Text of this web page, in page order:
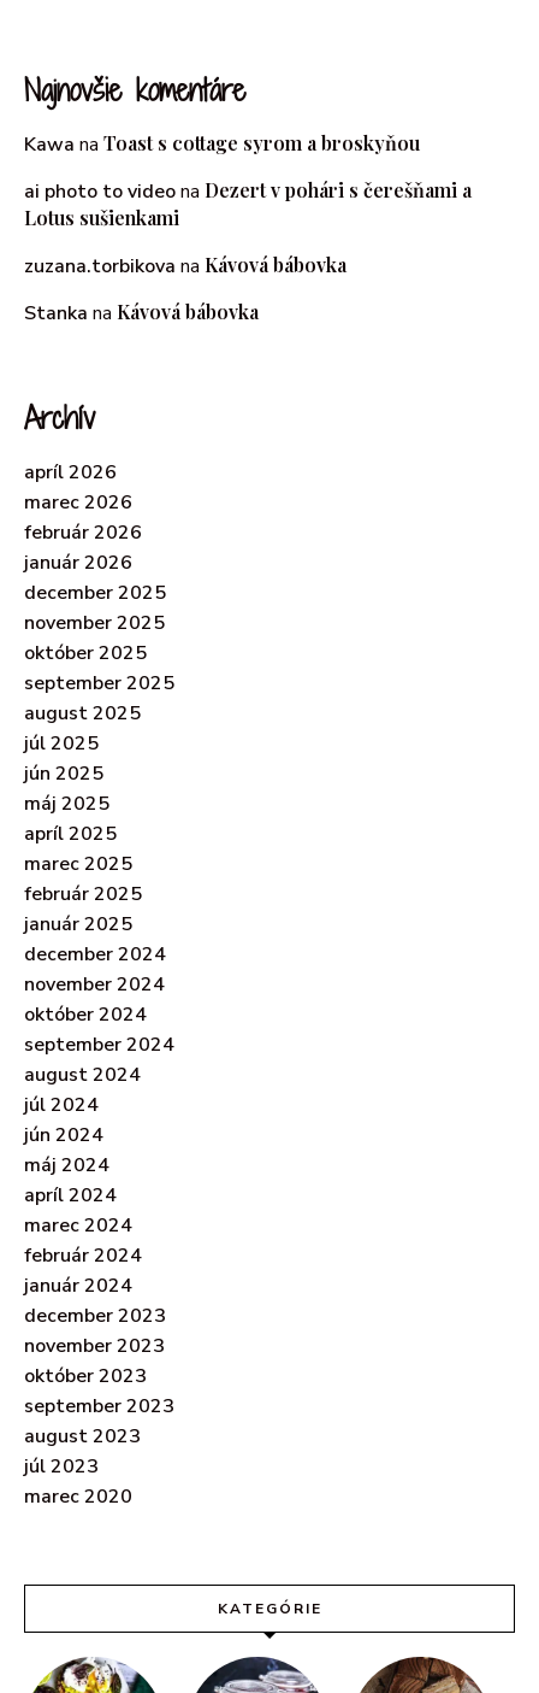
Najnovšie komentáre
Kawa na Toast s cottage syrom a broskyňou
ai photo to videona Dezert v pohári s čerešňami a
Lotus sušienkami
zuzana.torbikova na Kávová bábovka
Stanka na Kávová bábovka
Archív
apríl 2026
marec 2026
február 2026
január 2026
december 2025
november 2025
október 2025
september 2025
august 2025
júl 2025
jún 2025
máj 2025
apríl 2025
marec 2025
február 2025
január 2025
december 2024
november 2024
október 2024
september 2024
august 2024
júl 2024
jún 2024
máj 2024
apríl 2024
marec 2024
február 2024
január 2024
december 2023
november 2023
október 2023
september 2023
august 2023
júl 2023
marec 2020
KATEGÓRIE